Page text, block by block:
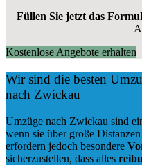
Füllen Sie jetzt das
Kostenlose Angebote erhalten
Wir sind die besten
nach Zwickau
Umzüge nach Zwickau sind
wenn sie über große
erfordern jedoch besondere
sicherzustellen, dass alles